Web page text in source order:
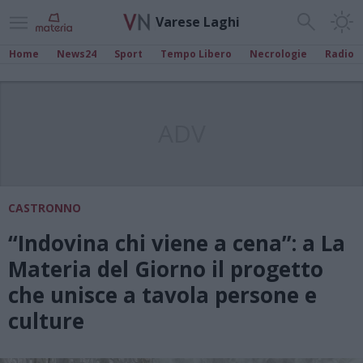
Varese Laghi
Home News24 Sport Tempo Libero Necrologie Radio
CASTRONNO
“Indovina chi viene a cena”: a La
Materia del Giorno il progetto
che unisce a tavola persone e
culture